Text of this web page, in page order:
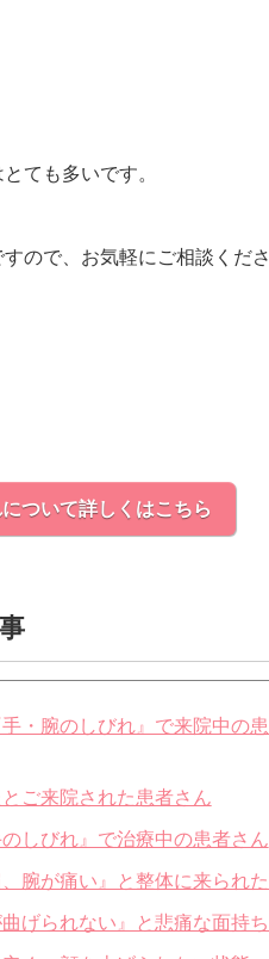
ても多いです。
ので、お気軽にご相談くださ
ついて詳しくはこちら
・腕のしびれ』で来院中の
ご来院された患者さん
しびれ』で治療中の患者さん
腕が痛い』と整体に来られ
曲げられない』と悲痛な面持